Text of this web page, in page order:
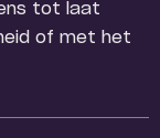
tot laat
of met het